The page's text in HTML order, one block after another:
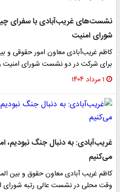
نشست‌های غریب‌آبادی با سفرای
شورای امنیت
کاظم غریب‌آبادی معاون امور حقوقی و
برای شرکت در دو نشست شورای امنیت
غریب‌آبادی: به دنبال جنگ نبودیم،
می‌کنیم
کاظم غریب آبادی معاون حقوق و بین
وقت محلی در نشست عالی رتبه شورای